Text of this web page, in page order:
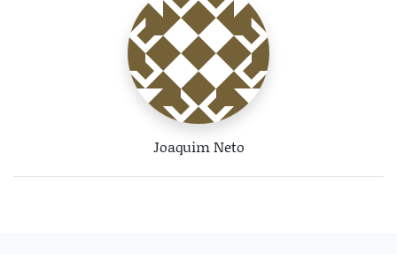
Joaquim Neto